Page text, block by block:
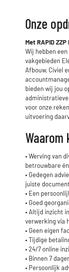
Onze
Met RAPID
Wij hebben
vakgebieden
Afbouw, Civiel
bieden wij jou
voor onze
uitvoering
Waarom
• Werving van
betrouwbare
• Gedegen
juiste
• Een
• Goed
• Altijd inzicht
verwerking via
• Geen eigen
• Tijdige
• 24/7 online
• Binnen 7
• Persoonlijk